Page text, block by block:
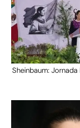
Sheinbaum: